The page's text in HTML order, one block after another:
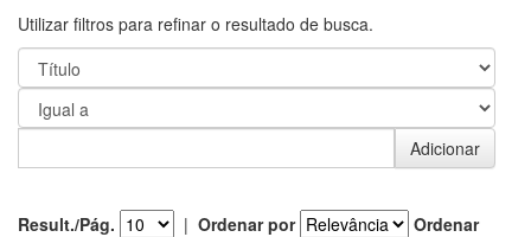
Utilizar filtros para refinar o resultado de busca.
Result./Pág. | Ordenar por
Ordenar